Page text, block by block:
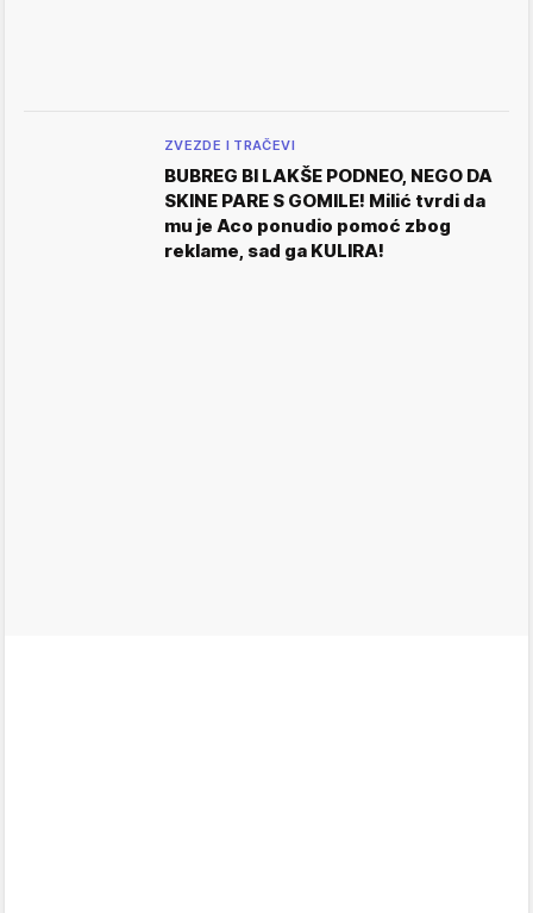
ZVEZDE I TRAČEVI
BUBREG BI LAKŠE PODNEO, NEGO DA
SKINE PARE S GOMILE! Milić tvrdi da
mu je Aco ponudio pomoć zbog
reklame, sad ga KULIRA!